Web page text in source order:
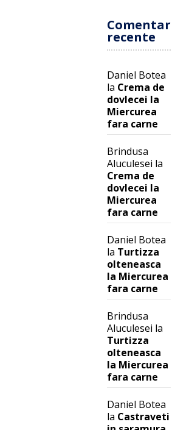
Comentarii
recente
Daniel Botea
la Crema de
dovlecei la
Miercurea
fara carne
Brindusa
Aluculesei la
Crema de
dovlecei la
Miercurea
fara carne
Daniel Botea
la Turtizza
olteneasca
la Miercurea
fara carne
Brindusa
Aluculesei la
Turtizza
olteneasca
la Miercurea
fara carne
Daniel Botea
la Castraveti